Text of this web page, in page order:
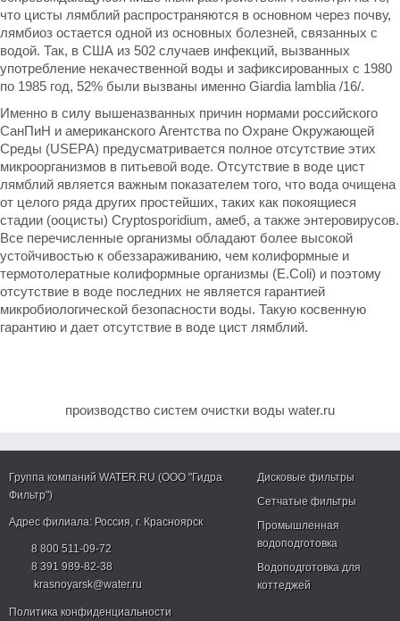
что цисты лямблий распространяются в основном через почву,
лямбиоз остается одной из основных болезней, связанных с
водой. Так, в США из 502 случаев инфекций, вызванных
употребление некачественной воды и зафиксированных с 1980
по 1985 год, 52% были вызваны именно Giardia lamblia /16/.
Именно в силу вышеназванных причин нормами российского
СанПиН и американского Агентства по Охране Окружающей
Среды (USEPA) предусматривается полное отсутствие этих
микроорганизмов в питьевой воде. Отсутствие в воде цист
лямблий является важным показателем того, что вода очищена
от целого ряда других простейших, таких как покоящиеся
стадии (ооцисты) Cryptosporidium, амеб, а также энтеровирусов.
Все перечисленные организмы обладают более высокой
устойчивостью к обеззараживанию, чем колиформные и
термотолератные колиформные организмы (E.Coli) и поэтому
отсутствие в воде последних не является гарантией
микробиологической безопасности воды. Такую косвенную
гарантию и дает отсутствие в воде цист лямблий.
производство систем очистки воды water.ru
Группа компаний WATER.RU (ООО "Гидра
Фильтр")
Адрес филиала: Россия, г. Красноярск
8 800 511-09-72
8 391 989-82-38
krasnoyarsk@water.ru
Политика конфиденциальности
Дисковые фильтры
Сетчатые фильтры
Промышленная
водоподготовка
Водоподготовка для
коттеджей